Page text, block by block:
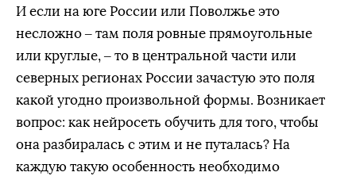
И если на юге России или Поволжье это
несложно – там поля ровные прямоугольные
или круглые, – то в центральной части или
северных регионах России зачастую это поля
какой угодно произвольной формы. Возникает
вопрос: как нейросеть обучить для того, чтобы
она разбиралась с этим и не путалась? На
каждую такую особенность необходимо